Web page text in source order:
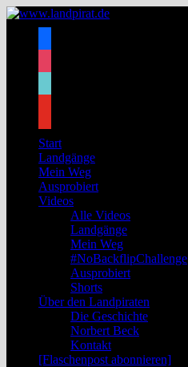
Zum
Start
Landgänge
Mein Weg
Ausprobiert
Videos
Alle Videos
Landgänge
Mein Weg
#NoBackflipChallenge
Ausprobiert
Shorts
Über den Landpiraten
Die Geschichte
Norbert Beck
Kontakt
[Flaschenpost abonnieren]